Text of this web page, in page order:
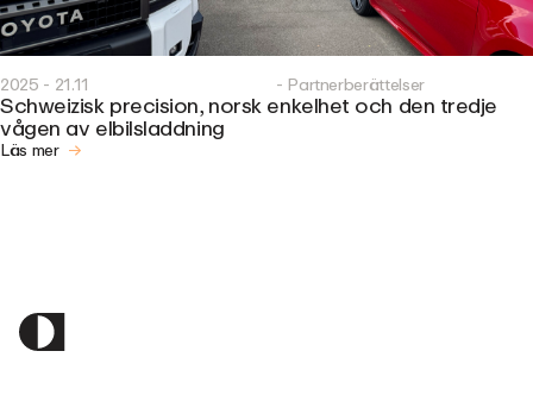
2025 - 21.11 - Partnerberättelser
Schweizisk precision, norsk enkelhet och den tredje
vågen av elbilsladdning
Läs mer